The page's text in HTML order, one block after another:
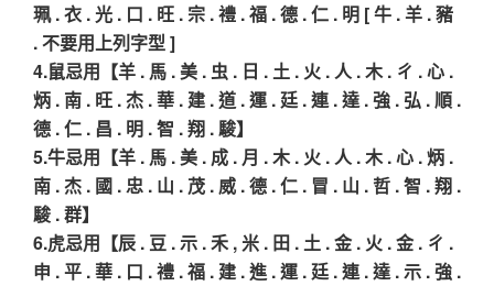
珮 . 衣 . 光 . 口 . 旺 . 宗 . 禮 . 福 . 德 . 仁 . 明 [ 牛 . 羊 . 豬
. 不要用上列字型 ]
4.鼠忌用【羊 . 馬 . 美 . 虫 . 日 . 土 . 火 . 人 . 木 . ㄔ . 心 .
炳 . 南 . 旺 . 杰 . 華 . 建 . 道 . 運 . 廷 . 連 . 達 . 強 . 弘 . 順 .
德 . 仁 . 昌 . 明 . 智 . 翔 . 駿】
5.牛忌用【羊 . 馬 . 美 . 成 . 月 . 木 . 火 . 人 . 木 . 心 . 炳 .
南 . 杰 . 國 . 忠 . 山 . 茂 . 威 . 德 . 仁 . 冒 . 山 . 哲 . 智 . 翔 .
駿 . 群】
6.虎忌用【辰 . 豆 . 示 . 禾 , 米 . 田 . 土 . 金 . 火 . 金 . ㄔ .
申 . 平 . 華 . 口 . 禮 . 福 . 建 . 進 . 運 . 廷 . 連 . 達 . 示 . 強 .